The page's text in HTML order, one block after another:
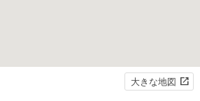
大きな地図